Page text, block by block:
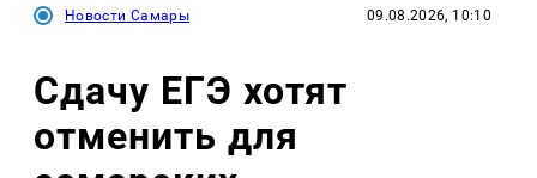
Новости Самары 09.08.2026, 10:10
Сдачу ЕГЭ хотят
отменить для